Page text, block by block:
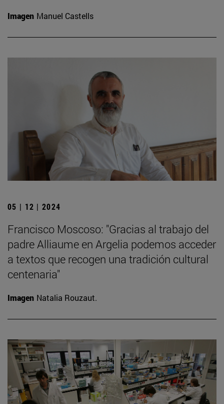
Imagen Manuel Castells
05 | 12 | 2024
Francisco Moscoso: "Gracias al trabajo del
padre Alliaume en Argelia podemos acceder
a textos que recogen una tradición cultural
centenaria"
Imagen Natalia Rouzaut.